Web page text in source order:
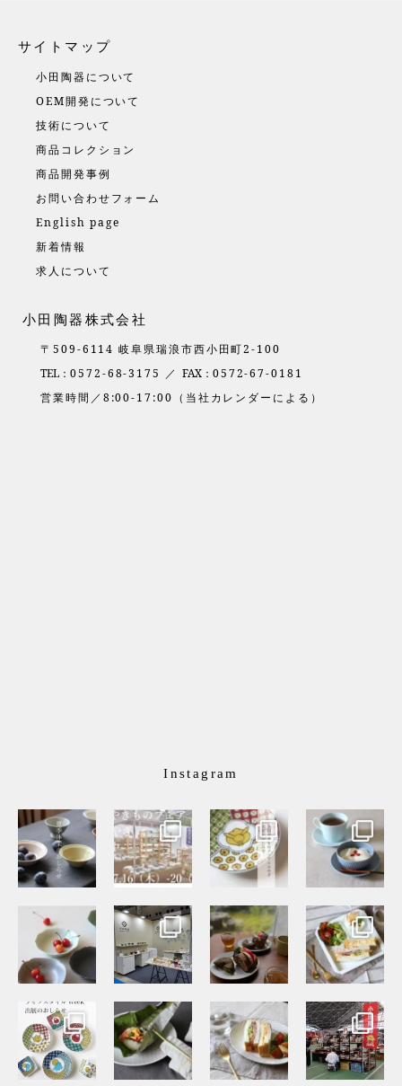
サイトマップ
小田陶器について
OEM開発について
技術について
商品コレクション
商品開発事例
お問い合わせフォーム
English page
新着情報
求人について
小田陶器株式会社
〒509-6114 岐阜県瑞浪市西小田町2-100
TEL： 0572-68-3175 ／ FAX： 0572-67-0181
営業時間／8:00-17:00（当社カレンダーによる）
Instagram